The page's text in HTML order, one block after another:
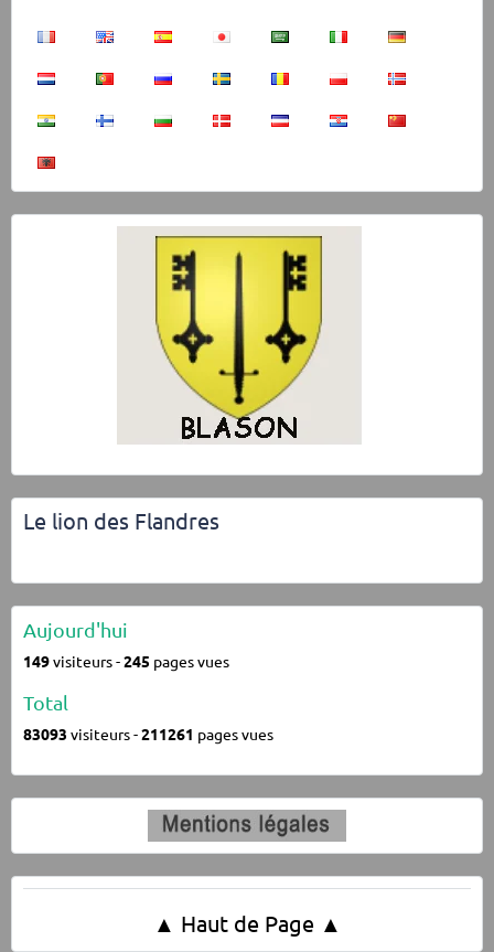
Le lion des Flandres
Aujourd'hui
149visiteurs -245 pages vues
Total
83093 visiteurs -211261 pages vues
▲ Haut de Page ▲